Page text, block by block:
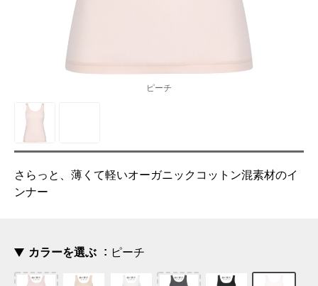
ピーチ
さらっと、薄くて軽いオーガニックコットン混素材のイ
ンナー
カラーを選ぶ ピーチ